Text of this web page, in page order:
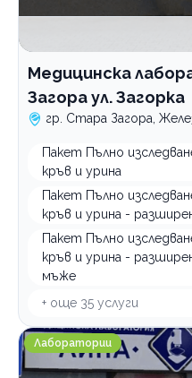
Медицинска
Загора ул. Загорка
гр. Стара Загора,
Пакет Пълно
кръв и урина
Пакет Пълно
кръв и урина -
Пакет Пълно
кръв и урина -
мъже
+ още 35 услуги
Медицинска лаб. ЛИНА
Лаборатории